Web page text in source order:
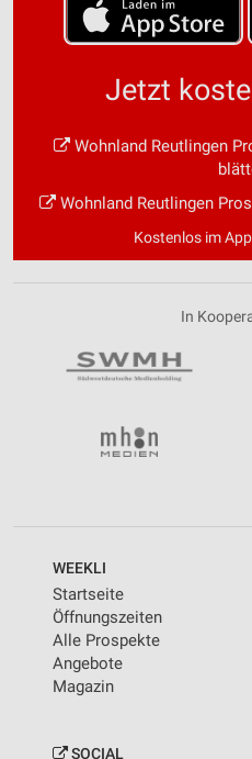
Jetzt
Wohnland Reutlingen
Wohnland Reutlingen
Kostenlos im
In
WEEKLI
Startseite
Öffnungszeiten
Alle Prospekte
Angebote
Magazin
SOCIAL